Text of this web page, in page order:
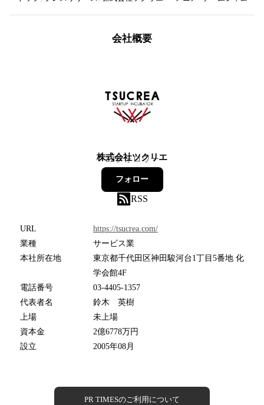
会社概要
株式会社ツクリエ
32フォロワー
フォロー
RSS
URL
https://tsucrea.com/
業種
サービス業
本社所在地
東京都千代田区神田駿河台1丁目5番地 化
学会館4F
電話番号
03-4405-1357
代表者名
鈴木 英樹
上場
未上場
資本金
2億6778万円
設立
2005年08月
PR TIMESのご利用について